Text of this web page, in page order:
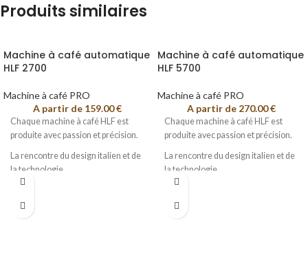
Produits similaires
Machine à café automatique
HLF 2700
Machine à café PRO
A partir de 159.00€
Chaque machine à café HLF est
produite avec passion et précision.
La rencontre du design italien et de
la technologie
Jusqu’à 150 cafés / jours
Machine à café automatique
HLF 5700
Machine à café PRO
A partir de 270.00€
Chaque machine à café HLF est
produite avec passion et précision.
La rencontre du design italien et de
la technologie
Jusqu’à 250 cafés / jours